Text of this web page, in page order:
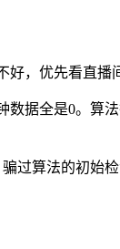
，优先看直
据全是0。算
过算法的初始